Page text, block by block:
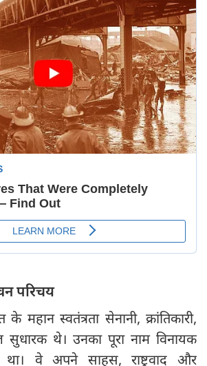
परिचय
महान स्वतंत्रता सेनानी, क्रांतिकारी,
थे। उनका पूरा नाम विनायक
था। वे अपने साहस, राष्ट्रवाद और